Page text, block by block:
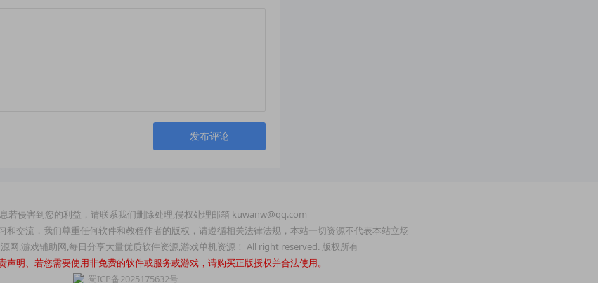
发布评论
若侵害到您的利益，请联系我们删除处理,侵权处理邮箱 kuwanw@qq.com
和交流，我们尊重任何软件和教程作者的版权，请遵循相关法律法规，本站一切资源不代表本站立场
网,游戏辅助网,每日分享大量优质软件资源,游戏单机资源！ All right reserved. 版权所有
声明、若您需要使用非免费的软件或服务或游戏，请购买正版授权并合法使用。
蜀ICP备2025175632号